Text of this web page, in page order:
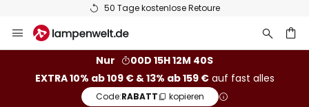
50 Tage kostenlose Retoure
Inhalt
Nur
00D 15H 12M 39S
EXTRA 10% ab 109 € & 13% ab 159 €auf fast alles
Code:RABATT kopieren